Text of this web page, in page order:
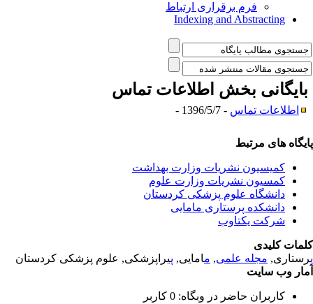
فرم برقراری ارتباط
Indexing and Abstracting
بخش اطلاعات تماس
اطلاعات تماس- 1396/5/7 -
های مرتبط
کمیسیون نشریات وزارت بهداشت
کمسیون نشریات وزارت علوم
دانشگاه علوم پزشکی کردستان
دانشکده پرستاری مامایی
شرکت یکتاوب
کلیدی
مجله علمی, م امایی, پیراپزشکی, علوم پزشکی کردستان
وب سایت
کاربران حاضر در وبگاه: 0 کاربر